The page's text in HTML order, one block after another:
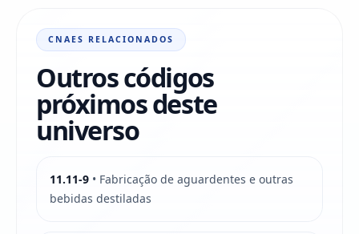
CNAES RELACIONADOS
Outros códigos
próximos deste
universo
11.11-9 • Fabricação de aguardentes e outras
bebidas destiladas